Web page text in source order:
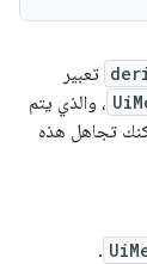
تعبير
، والذي يتم
تجاهل هذه
.